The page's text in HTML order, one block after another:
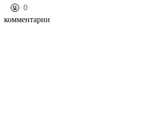
️🤬 0
комментарии